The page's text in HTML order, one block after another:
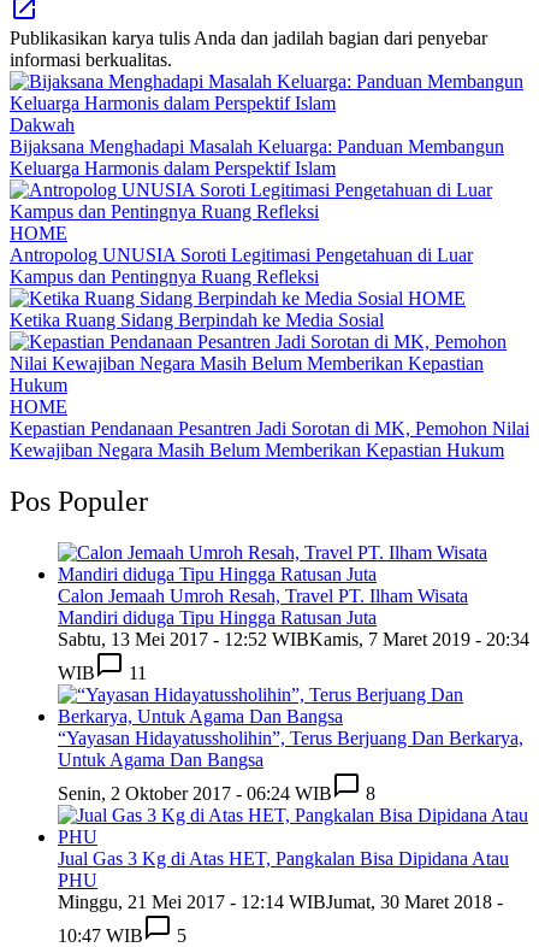
Publikasikan karya tulis Anda dan jadilah bagian dari penyebar
informasi berkualitas.
Dakwah
Bijaksana Menghadapi Masalah Keluarga: Panduan Membangun
Keluarga Harmonis dalam Perspektif Islam
HOME
Antropolog UNUSIA Soroti Legitimasi Pengetahuan di Luar
Kampus dan Pentingnya Ruang Refleksi
HOME
Ketika Ruang Sidang Berpindah ke Media Sosial
HOME
Kepastian Pendanaan Pesantren Jadi Sorotan di MK, Pemohon Nilai
Kewajiban Negara Masih Belum Memberikan Kepastian Hukum
Pos Populer
Calon Jemaah Umroh Resah, Travel PT. Ilham Wisata
Mandiri diduga Tipu Hingga Ratusan Juta
Sabtu, 13 Mei 2017 - 12:52 WIBKamis, 7 Maret 2019 - 20:34
WIB
11
“Yayasan Hidayatussholihin”, Terus Berjuang Dan Berkarya,
Untuk Agama Dan Bangsa
Senin, 2 Oktober 2017 - 06:24 WIB
8
Jual Gas 3 Kg di Atas HET, Pangkalan Bisa Dipidana Atau
PHU
Minggu, 21 Mei 2017 - 12:14 WIBJumat, 30 Maret 2018 -
10:47 WIB
5